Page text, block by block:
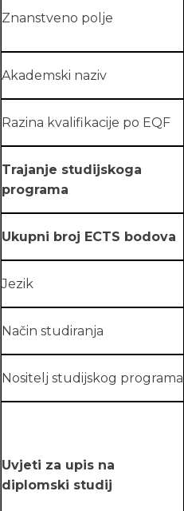
Znanstveno polje
Akademski naziv
Razina kvalifikacije po EQF
Trajanje studijskoga
programa
Ukupni broj ECTS bodova
Jezik
Način studiranja
Nositelj studijskog programa
Uvjeti za upis na
diplomski studij